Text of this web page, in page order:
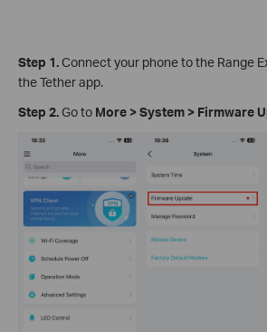
Step 1.Connect your phone to the Range
the Tether app.
Step 2.Go to More >System > Firmware